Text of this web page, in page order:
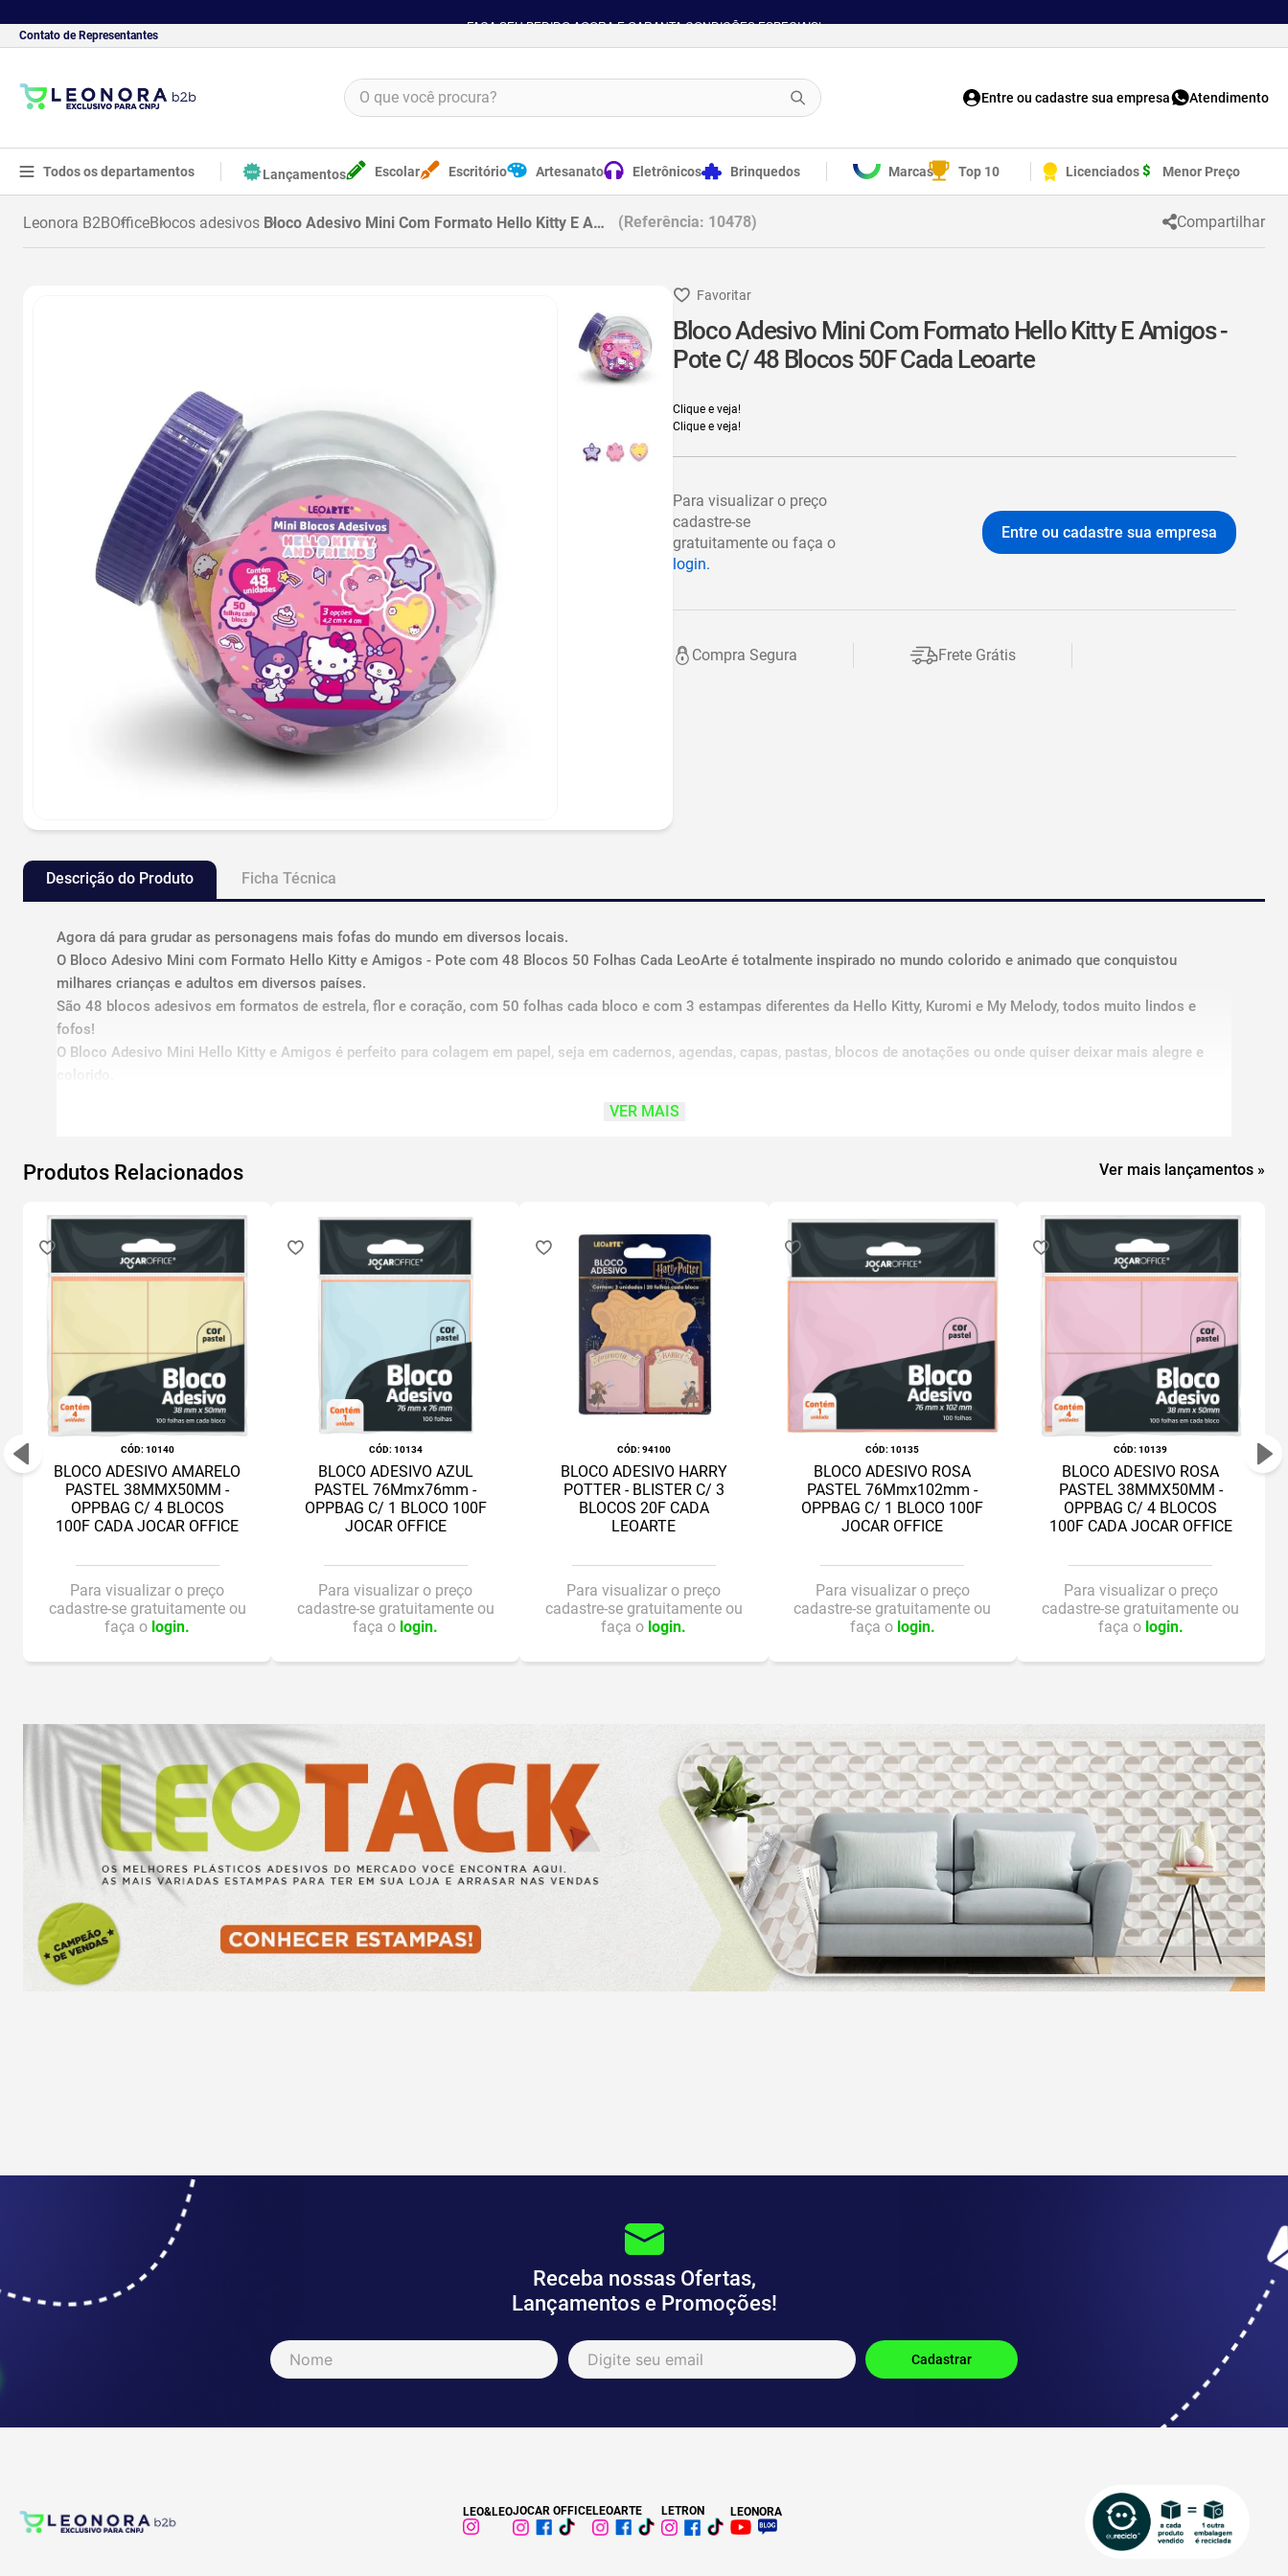
FAÇA SEU PEDIDO AGORA E GARANTA CONDIÇÕES ESPECIAIS!
Contato de Representantes
O que você procura?
Entre ou cadastre sua empresa Atendimento
Todos os departamentos Lançamentos Escolar Escritório Artesanato Eletrônicos Brinquedos Marcas Top 10 Licenciados Menor Preço
OfficeBlocos adesivos Bloco Adesivo Mini Com Formato Hello Kitty E Amigos - Pote C/ 48 Blocos 50F Cada Leoarte Referência: 10478 Compartilhar
Bloco Adesivo Mini Com Formato Hello Kitty E Amigos -
Pote C/ 48 Blocos 50F Cada Leoarte
Clique e veja!
Clique e veja!
Para visualizar o preço
cadastre-se
gratuitamente ou faça o
login.
Entre ou cadastre sua empresa
Compra Segura Frete Grátis
Descrição do Produto Ficha Técnica
Agora dá para grudar as personagens mais fofas do mundo em diversos locais.
O Bloco Adesivo Mini com Formato Hello Kitty e Amigos - Pote com 48 Blocos 50 Folhas Cada LeoArte é totalmente inspirado no mundo colorido e animado que conquistou
milhares crianças e adultos em diversos países.
São 48 blocos adesivos em formatos de estrela, flor e coração, com 50 folhas cada bloco e com 3 estampas diferentes da Hello Kitty, Kuromi e My Melody, todos muito lindos e
fofos!
O Bloco Adesivo Mini Hello Kitty e Amigos é perfeito para colagem em papel, seja em cadernos, agendas, capas, pastas, blocos de anotações ou onde quiser deixar mais alegre e
50 folhas cada.
3 ilustrações diferentes: Hello Kitty, Kuromi e My Melody.
Medida do produto: 4,2cm x 4cm.
Peso: 400g.
Composição: Papel e adesivo acrílico.
VER MAIS
Produtos Relacionados Ver mais lançamentos »
:10140
BLOCO ADESIVO AMARELO
PASTEL 38MMX50MM -
OPPBAG C/ 4 BLOCOS
100F CADA JOCAR OFFICE
Para visualizar o preço
cadastre-se gratuitamente ou
faça o login.
:10134
BLOCO ADESIVO AZUL
PASTEL 76Mmx76mm -
OPPBAG C/ 1 BLOCO 100F
JOCAR OFFICE
Para visualizar o preço
cadastre-se gratuitamente ou
faça o login.
:94100
BLOCO ADESIVO HARRY
POTTER - BLISTER C/ 3
BLOCOS 20F CADA
LEOARTE
Para visualizar o preço
cadastre-se gratuitamente ou
faça o login.
:10135
BLOCO ADESIVO ROSA
PASTEL 76Mmx102mm -
OPPBAG C/ 1 BLOCO 100F
JOCAR OFFICE
Para visualizar o preço
cadastre-se gratuitamente ou
faça o login.
:10139
BLOCO ADESIVO ROSA
PASTEL 38MMX50MM -
OPPBAG C/ 4 BLOCOS
100F CADA JOCAR OFFICE
Para visualizar o preço
cadastre-se gratuitamente ou
faça o login.
Receba nossas Ofertas,
Lançamentos e Promoções!
LEO&LEOJOCAR OFFICELEOARTE LETRON LEONORA
borracha
2º
apontador
3º
bloco adesivo